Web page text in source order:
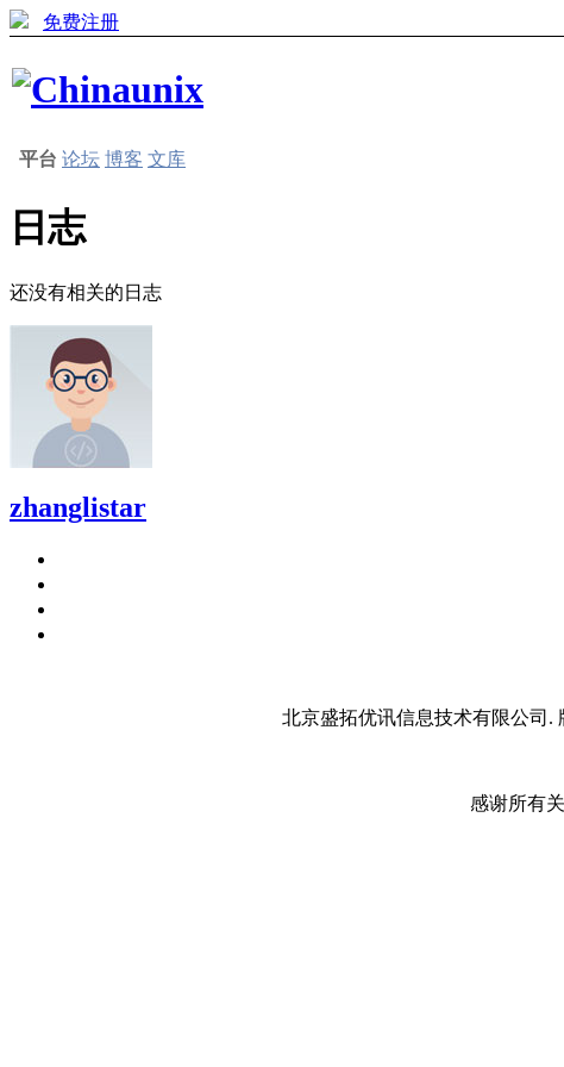
免费注册
平台 论坛 博客 文库
日志
还没有相关的日志
zhanglistar
北京盛拓优讯信息技术有限公司.
感谢所有